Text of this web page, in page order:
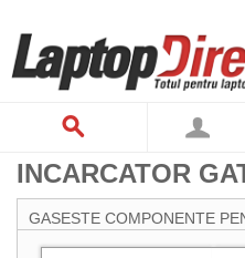
INCARCATOR
GASESTE COMPONENTE